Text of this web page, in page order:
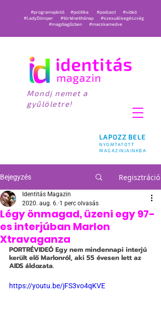
LAPOZZ BELE
NYOMTATOTT
MAGAZINJAINKBA
#programajánló #politika #podcast
#videó
#LadyDömper
#történetihónap
#szexuálisegészség
#magdiagőzben
#macskamedve
Mondj nemet a
gyűlöletre!
Bejegyzés Regisztráció
Légy önmagad, üzeni egy 97-
es interjúban Marlon
Xtravaganza
Identitás Magazin
2020. aug. 6. 1 perc olvasás
PORTRÉVIDEÓ Egy nem mindennapi interjú
került elő Marlonról, aki 55 évesen lett az
AIDS áldozata.
https://youtu.be/jFS3vo4qKVE